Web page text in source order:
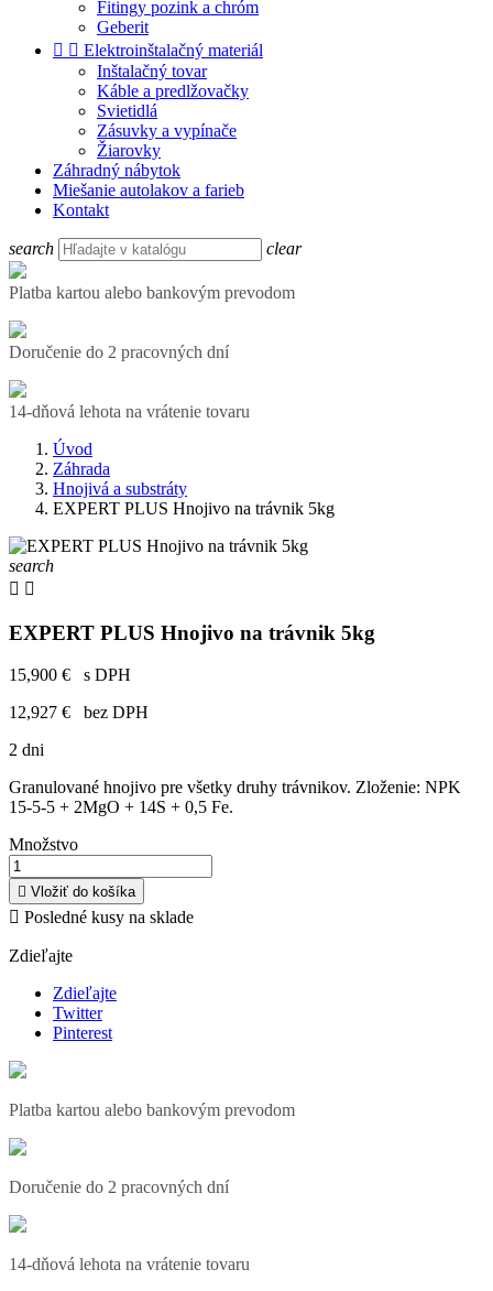
Fitingy pozink a chróm
Geberit
  Elektroinštalačný materiál
Inštalačný tovar
Káble a predlžovačky
Svietidlá
Zásuvky a vypínače
Žiarovky
Záhradný nábytok
Miešanie autolakov a farieb
Kontakt
search clear
Platba kartou alebo bankovým prevodom
Doručenie do 2 pracovných dní
14-dňová lehota na vrátenie tovaru
Úvod
Záhrada
Hnojivá a substráty
EXPERT PLUS Hnojivo na trávnik 5kg
search
 
EXPERT PLUS Hnojivo na trávnik 5kg
15,900 €
s DPH
12,927 €
bez DPH
2 dni
Granulované hnojivo pre všetky druhy trávnikov. Zloženie: NPK
15-5-5 + 2MgO + 14S + 0,5 Fe.
Množstvo
 Vložiť do košíka
 Posledné kusy na sklade
Zdieľajte
Zdieľajte
Twitter
Pinterest
Platba kartou alebo bankovým prevodom
Doručenie do 2 pracovných dní
14-dňová lehota na vrátenie tovaru